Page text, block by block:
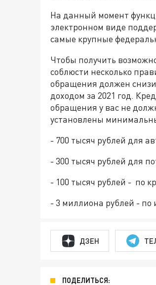
На данный момент
электронном виде
самые крупные
Чтобы получить
соблюсти несколько
обращения должен
доходом за 2021 год.
обращения у вас не
установлены
- 700 тысяч рублей для
- 300 тысяч рублей для
- 100 тысяч рублей - по
- 3 миллиона рублей - по
ДЗЕН
ПОДЕЛИТЬСЯ: